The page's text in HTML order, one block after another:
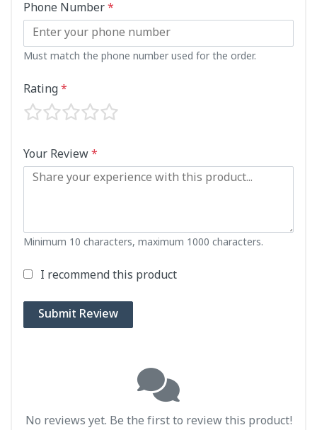
Phone Number*
Must match the phone number used for the order.
Rating*
Your Review*
Minimum 10 characters, maximum 1000 characters.
I recommend this product
Submit Review
No reviews yet. Be the first to review this product!